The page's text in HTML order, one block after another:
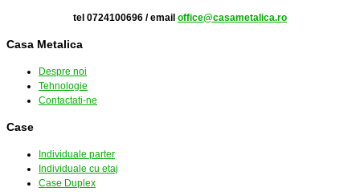
tel 0724100696 / email office@casametalica.ro
Casa Metalica
Despre noi
Tehnologie
Contactati-ne
Case
Individuale parter
Individuale cu etaj
Case Duplex